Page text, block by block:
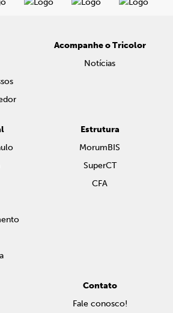
Acompanhe o Tricolor
Notícias
Estrutura
MorumBIS
SuperCT
CFA
Contato
Fale conosco!